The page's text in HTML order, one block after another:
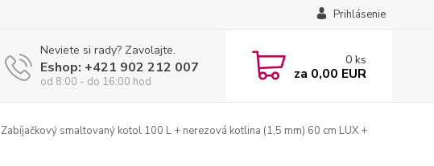
Prihlásenie
Neviete si rady? Zavolajte.
Eshop: +421 902 212 007
od 8:00 - do 16:00 hod
0 ks
za 0,00 EUR
Zabíjačkový smaltovaný kotol 100 L + nerezová kotlina (1,5 mm) 60 cm LUX +